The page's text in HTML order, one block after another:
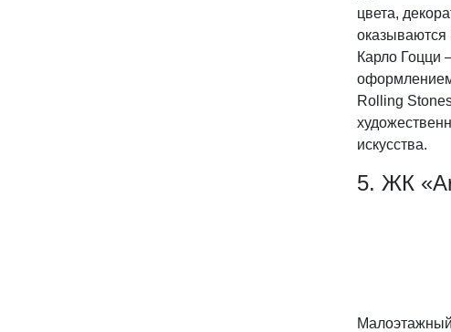
цвета,
оказываются
Карло Гоцци
Rolling
искусства.
5. ЖК